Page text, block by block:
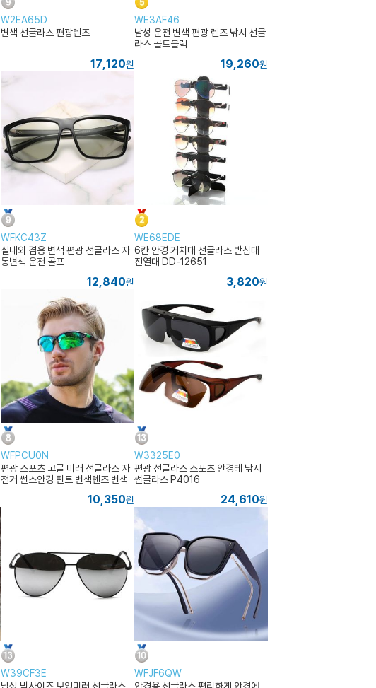
W2EA65D
변색 선글라스 편광렌즈
17,120원
WE3AF46
남성 운전 변색 편광 렌즈 낚시 선글
라스 골드블랙
19,260원
WFKC43Z
실내외 겸용 변색 편광 선글라스 자
동변색 운전 골프
12,840원
WE68EDE
6칸 안경 거치대 선글라스 받침대
진열대 DD-12651
3,820원
WFPCU0N
편광 스포츠 고글 미러 선글라스 자
전거 썬스안경 틴트 변색렌즈 변색
10,350원
W3325E0
편광 선글라스 스포츠 안경테 낚시
썬글라스 P4016
24,610원
W39CF3E
WFJF6QW